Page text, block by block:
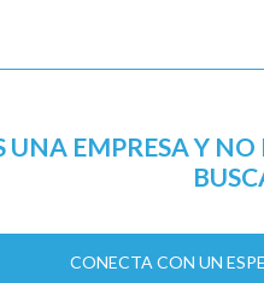
UNA EMPRESA Y
CONECTA CON UN